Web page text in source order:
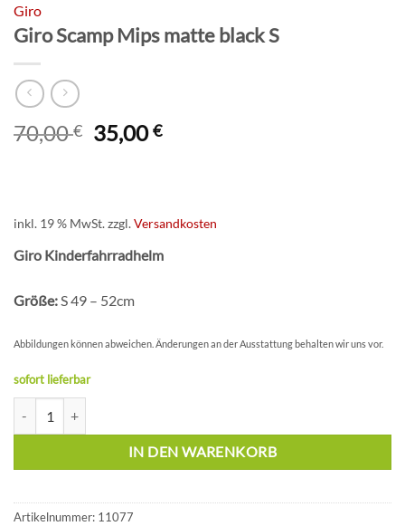
Giro
Giro Scamp Mips matte black S
70,00€ Ursprünglicher
Preis
35,00€Aktueller
inkl. 19 % MwSt.zzgl.Versandkosten
Giro Kinderfahrradhelm
Größe:S 49 – 52cm
Abbildungen können abweichen. Änderungen an der Ausstattung behalten wir uns vor.
sofort lieferbar
IN DEN WARENKORB
Artikelnummer: 11077